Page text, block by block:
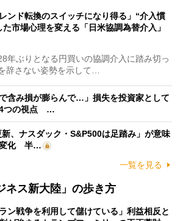
レンド転換のスイッチになり得る」“介入慣
た市場心理を変える「日米協調為替介入」
年ぶりとなる円買いの協調介入に踏み切っ
辞さない姿勢を示して…
で含み損が膨らんで…」損失を投資家として
4つの視点 …
新、ナスダック・S&P500は足踏み」が意味
変化 半…
一覧を見る
ネス新大陸」の歩き方
ラン戦争を利用して儲けている」利益相反と